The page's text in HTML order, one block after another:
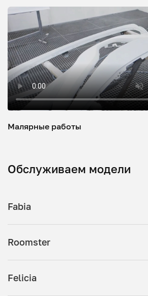
Малярные работы
Обслуживаем модели
Fabia
Roomster
Felicia